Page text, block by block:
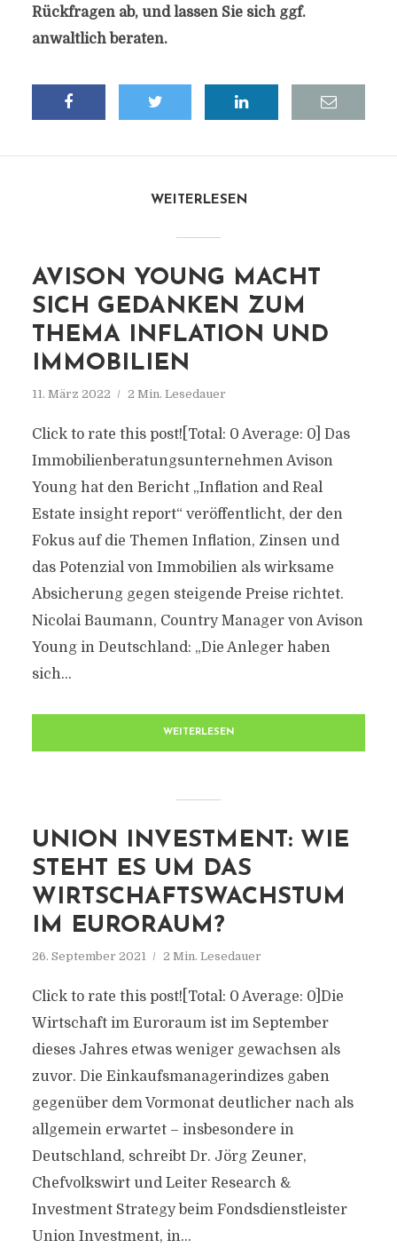
Rückfragen ab, und lassen Sie sich ggf.
anwaltlich beraten.
WEITERLESEN
AVISON YOUNG MACHT
SICH GEDANKEN ZUM
THEMA INFLATION UND
IMMOBILIEN
11. März 2022 2 Min. Lesedauer
Click to rate this post![Total: 0 Average: 0] Das
Immobilienberatungsunternehmen Avison
Young hat den Bericht „Inflation and Real
Estate insight report“ veröffentlicht, der den
Fokus auf die Themen Inflation, Zinsen und
das Potenzial von Immobilien als wirksame
Absicherung gegen steigende Preise richtet.
Nicolai Baumann, Country Manager von Avison
Young in Deutschland: „Die Anleger haben
sich...
WEITERLESEN
UNION INVESTMENT: WIE
STEHT ES UM DAS
WIRTSCHAFTSWACHSTUM
IM EURORAUM?
26. September 2021 2 Min. Lesedauer
Click to rate this post![Total: 0 Average: 0]Die
Wirtschaft im Euroraum ist im September
dieses Jahres etwas weniger gewachsen als
zuvor. Die Einkaufsmanagerindizes gaben
gegenüber dem Vormonat deutlicher nach als
allgemein erwartet – insbesondere in
Deutschland, schreibt Dr. Jörg Zeuner,
Chefvolkswirt und Leiter Research &
Investment Strategy beim Fondsdienstleister
Union Investment, in...